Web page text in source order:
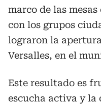
marco de las
con los grupos
lograron la
Versalles, en el
Este resultado es
escucha activa y la